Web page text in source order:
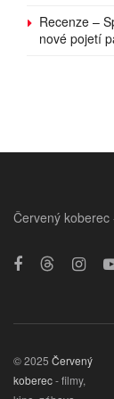
Recenze –
nové pojetí
Červený koberec
© 2025 Červený
koberec- filmy,